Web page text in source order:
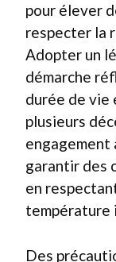
pour élever
respecter la
Adopter un
démarche
durée de vie
plusieurs
engagement
garantir des
en
température
Des